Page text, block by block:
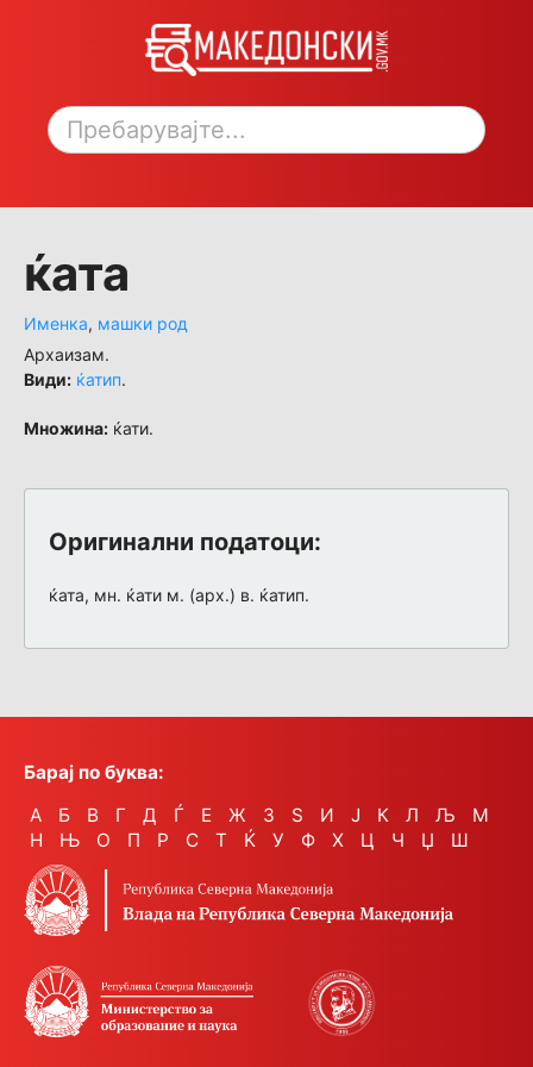
Toggle sidebar
ќата
Именка, машки род
Архаизам.
Види: ќатип.
Множина: ќати.
Оригинални податоци:
ќата, мн. ќати м. (арх.) в. ќатип.
Барај по буква:
А
Б В Г Д Ѓ Е Ж З Ѕ И Ј К Л Љ
М
Н
Њ О П Р С Т Ќ У Ф Х Ц Ч Џ Ш